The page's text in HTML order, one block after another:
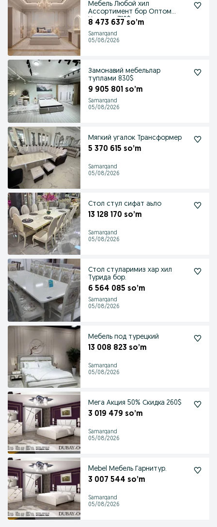
Мебель Любой хил
Ассортимент бор Оптом
Нархида 710$
8 473 637 so’m
Samarqand
05/08/2026
Замонавий мебельлар
туплами 830$
9 905 801 so’m
Samarqand
05/08/2026
Мягкий угалок Трансформер
5 370 615 so’m
Samarqand
05/08/2026
Стол стул сифат аьло
13 128 170 so’m
Samarqand
05/08/2026
Стол стуларимиз хар хил
Турида бор.
6 564 085 so’m
Samarqand
05/08/2026
Мебель под турецкий
13 008 823 so’m
Samarqand
05/08/2026
Мега Акция 50% Скидка 260$
3 019 479 so’m
Samarqand
05/08/2026
Mebel Мебель Гарнитур.
3 007 544 so’m
Samarqand
05/08/2026